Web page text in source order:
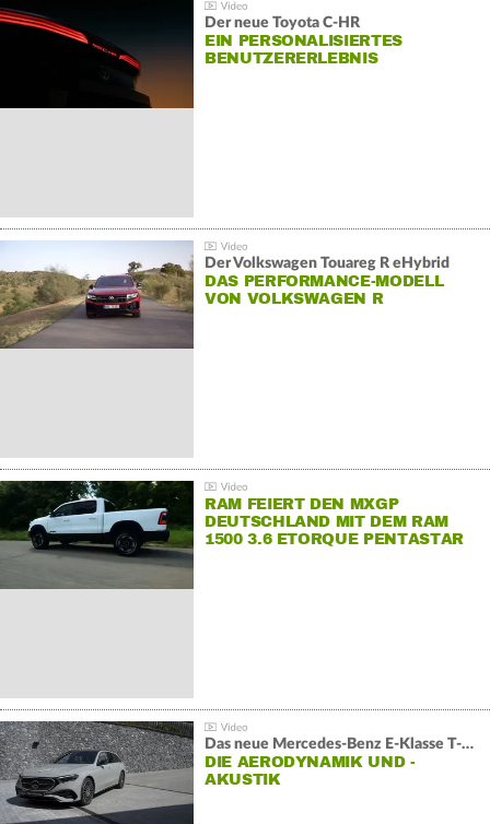
Der neue Toyota C-HR
EIN PERSONALISIERTES
BENUTZERERLEBNIS
Der Volkswagen Touareg R eHybrid
DAS PERFORMANCE-MODELL
VON VOLKSWAGEN R
RAM FEIERT DEN MXGP
DEUTSCHLAND MIT DEM RAM
1500 3.6 ETORQUE PENTASTAR
Das neue Mercedes-Benz E-Klasse T-Modell
DIE AERODYNAMIK UND -
AKUSTIK